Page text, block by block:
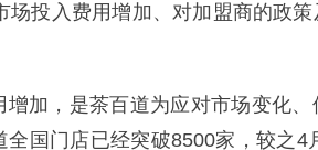
投入费用增加、对加盟商的政策
加，是茶百道为应对市场变化
国门店已经突破8500家，较之4